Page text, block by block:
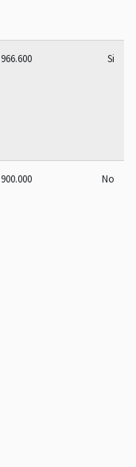
966.600 Si
900.000 No